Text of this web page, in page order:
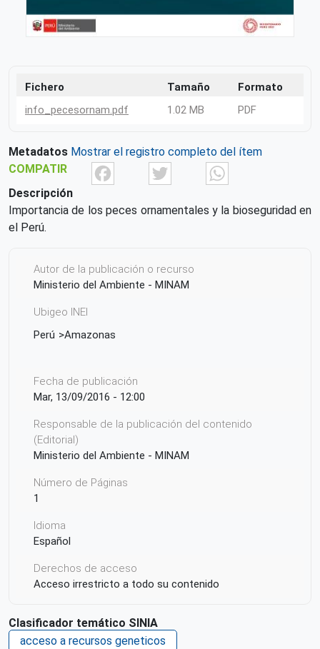
Fichero Tamaño
Formato
info_pecesornam.pdf
1.02 MB PDF
Metadatos Mostrar el registro completo del ítem
COMPATIR
FacebookTwitter
Descripción
Importancia de los peces ornamentales y la bioseguridad en
el Perú.
Autor de la publicación o recurso
Ministerio del Ambiente - MINAM
Ubigeo INEI
Perú
Amazonas
Fecha de publicación
Mar, 13/09/2016 - 12:00
Responsable de la publicación del contenido
(Editorial)
Ministerio del Ambiente - MINAM
Número de Páginas
1
Idioma
Español
Derechos de acceso
Acceso irrestricto a todo su contenido
Clasificador temático SINIA
acceso a recursos geneticos